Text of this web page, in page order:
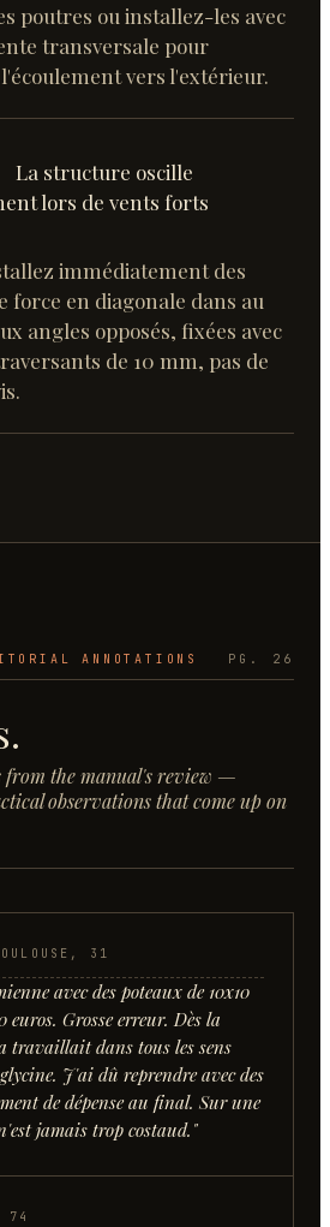
poutres ou installez-les avec
transversale pour
vers l'extérieur.
La structure oscille
lors de vents forts
immédiatement des
force en diagonale dans au
angles opposés, fixées avec
de 10 mm, pas de
ANNOTATIONS PG. 26
the manual's review —
observations that come up on
31
avec des poteaux de 10x10
euros. Grosse erreur. Dès la
travaillait dans tous les sens
J'ai dû reprendre avec des
de dépense au final. Sur une
jamais trop costaud. "
74